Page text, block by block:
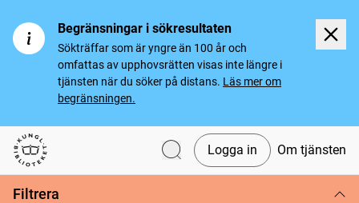
Begränsningar i sökresultaten
Sökträffar som är yngre än 100 år och
omfattas av upphovsrätten visas inte längre i
tjänsten när du söker på distans. Läs mer om
begränsningen.
Svenska tidningar
Logga in Om tjänsten
Filtrera